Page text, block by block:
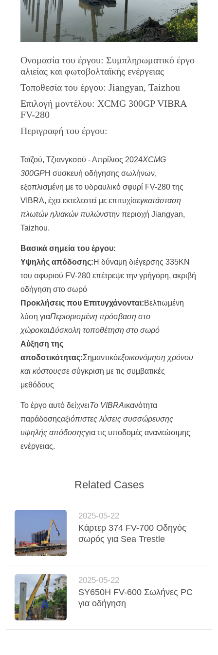
ΖΗΤΉΣΤΕ
ΈΝΑ
SITEMAP
PRIVACY
POLICY
Ονομασία του έργου: Συμπληρωματικό έργο
αλιείας και φωτοβολταϊκής ενέργειας
Τοποθεσία του έργου: Jiangyan, Taizhou
Επιλογή μοντέλου: XCMG 300GP VIBRA
FV-280
Περιγραφή του έργου:
Ταϊζού, Τζιανγκσού - Απρίλιος 2024XCMG
300GPΗ συσκευή οδήγησης σωλήνων,
εξοπλισμένη με το υδραυλικό σφυρί FV-280 της
VIBRA, έχει εκτελεστεί με επιτυχίαεγκατάσταση
πλωτών ηλιακών πυλώνστην περιοχή Jiangyan,
Taizhou.
Βασικά σημεία του έργου:
Υψηλής απόδοσης:Η δύναμη διέγερσης 335KN
του σφυριού FV-280 επέτρεψε την γρήγορη, ακριβή
οδήγηση στο σωρό
Προκλήσεις που Επιτυγχάνονται:Βελτιωμένη
λύση γιαΠεριορισμένη πρόσβαση στο
χώροκαιΔύσκολη τοποθέτηση στο σωρό
Αύξηση της
αποδοτικότητας:Σημαντικόεξοικονόμηση χρόνου
και κόστουςσε σύγκριση με τις συμβατικές
μεθόδους
Το έργο αυτό δείχνειΤο VIBRAικανότητα
παράδοσηςαξιόπιστες λύσεις συσσώρευσης
υψηλής απόδοσηςγια τις υποδομές ανανεώσιμης
ενέργειας.
Related Cases
2025-05-22
Κάρτερ 374 FV-700 Οδηγός
σωρός για Sea Trestle
2025-05-22
SY650H FV-600 Σωλήνες PC
για οδήγηση